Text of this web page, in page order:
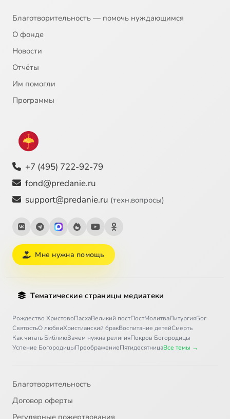
Благотворительность — помочь нуждающимся
О фонде
Новости
Отчёты
Им помогли
Программы
+7 (495) 722-92-79
fond@predanie.ru
support@predanie.ru (техн.вопросы)
Мне нужна помощь
Тематические страницы медиатеки
Рождество ХристовоПасхаВеликий постПостМолитваЛитургияБог
СвятостьО любвиХристианский бракВоспитание детейСмерть
Как читать БиблиюЗачем нужна религияПокров Богородицы
Успение БогородицыПреображениеПятидесятницаВсе темы →
Благотворительность
Договор оферты